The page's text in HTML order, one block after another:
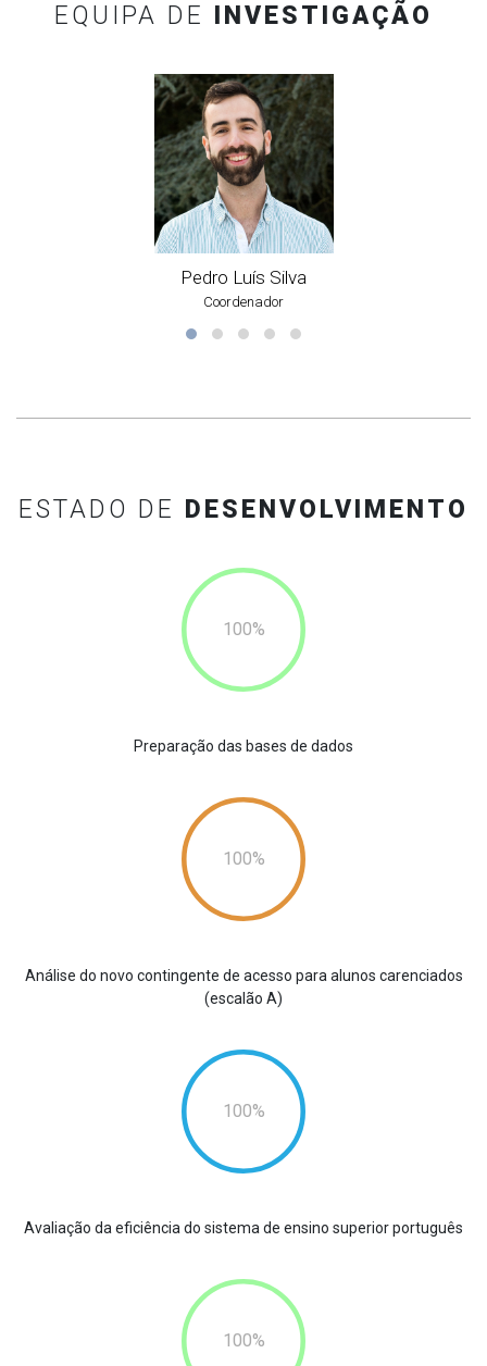
EQUIPA DE INVESTIGAÇÃO
Pedro Luís Silva
Coordenador
ESTADO DE DESENVOLVIMENTO
100
Preparação das bases de dados
100
Análise do novo contingente de acesso para alunos carenciados
(escalão A)
100
Avaliação da eficiência do sistema de ensino superior português
100